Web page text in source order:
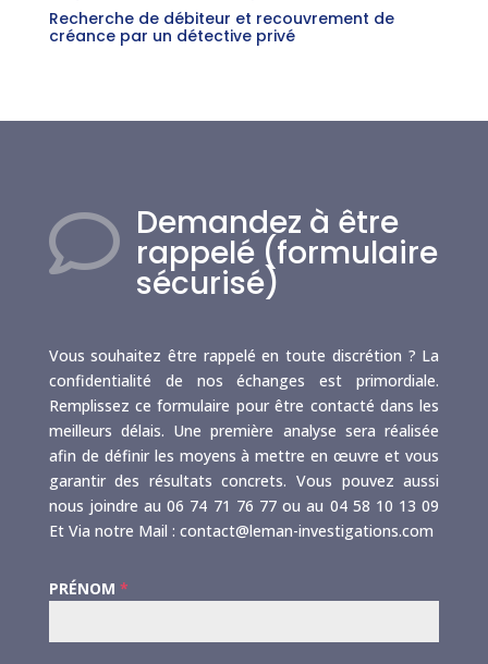
Recherche de débiteur et recouvrement de
créance par un détective privé
 Demandez à être
rappelé (formulaire
sécurisé)
Vous souhaitez être rappelé en toute discrétion ? La
confidentialité de nos échanges est primordiale.
Remplissez ce formulaire pour être contacté dans les
meilleurs délais. Une première analyse sera réalisée
afin de définir les moyens à mettre en œuvre et vous
garantir des résultats concrets. Vous pouvez aussi
nous joindre au 06 74 71 76 77 ou au 04 58 10 13 09
Et Via notre Mail : contact@leman-investigations.com
PRÉNOM *